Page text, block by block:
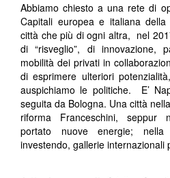
Abbiamo chiesto a una rete di
Capitali europea e italiana
città che più di ogni altra, nel
di “risveglio”, di innovazione,
mobilità dei privati in
di esprimere ulteriori
auspichiamo le politiche. E’
seguita da Bologna. Una città
riforma Franceschini, seppur
portato nuove energie;
investendo, gallerie internazionali